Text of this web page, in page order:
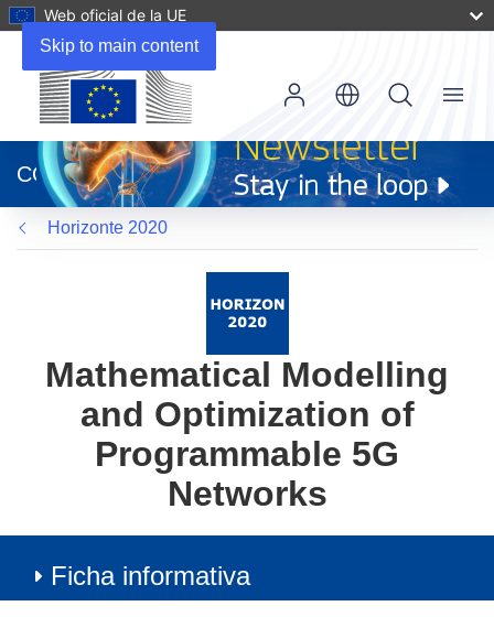
Skip to main content
Web oficial de la UE
abrirá
en
una
nueva
ventana)
CORDIS
Menu
Horizonte 2020
Mathematical Modelling
and Optimization of
Programmable 5G
Networks
Ficha informativa